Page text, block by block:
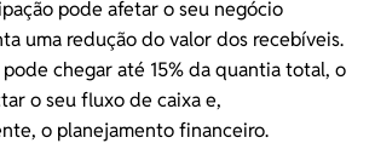
pode afetar o seu negócio
uma redução do valor dos recebíveis.
pode chegar até 15% da quantia total, o
o seu fluxo de caixa e,
o planejamento financeiro.